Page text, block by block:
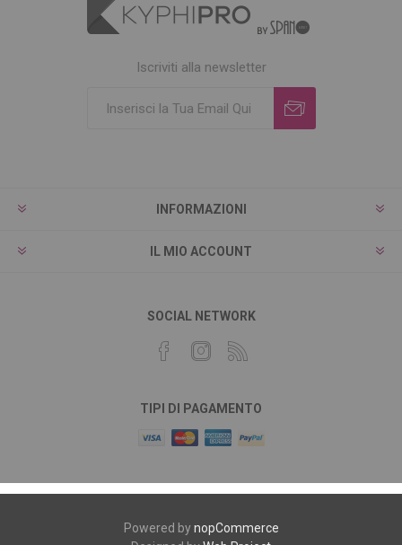
Iscriviti alla newsletter
INFORMAZIONI
IL MIO ACCOUNT
SOCIAL NETWORK
TIPI DI PAGAMENTO
Powered bynopCommerce